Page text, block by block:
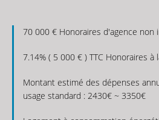
70 000 € Honoraires d'agence non
7.14% ( 5 000 € ) TTC Honoraires
Montant estimé des dépenses
usage standard : 2430€ ~ 3350€